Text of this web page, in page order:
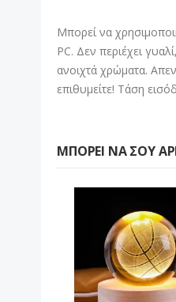
συλλογής
εικόνων
Μπορεί να
PC. Δεν περιέχει
ανοιχτά χρώματα.
επιθυμείτε! Τάση
ΜΠΟΡΕΊ ΝΑ ΣΟΥ